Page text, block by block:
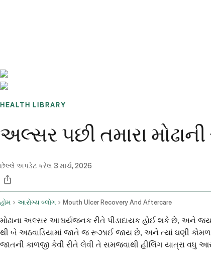
HEALTH LIBRARY
અલ્સર પછી તમારા
છેલ્લે અપડેટ કરેલ 3 માર્ચ, 2026
હોમ આરોગ્ય બ્લોગ Mouth Ulcer Recovery And Aftercare
મોઢાના અલ્સર આશ્ચર્યજનક રીતે પીડાદાયક હોઈ શકે છે, અને
થી બે અઠવાડિયામાં જાતે જ રૂઝાઈ જાય છે, અને ત્યાં ઘણી કોમળ
જાતની કાળજી કેવી રીતે લેવી તે સમજવાથી હીલિંગ યાત્રા